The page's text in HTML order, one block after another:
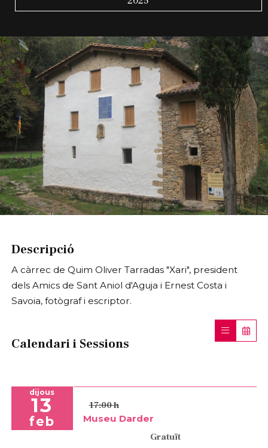
Descripció
A càrrec de Quim Oliver Tarradas "Xari", president
dels Amics de Sant Aniol d'Aguja i Ernest Costa i
Savoia, fotògraf i escriptor.
Calendari i Sessions
dijous
13
feb
17:00 h
Museu Darder
Gratuït